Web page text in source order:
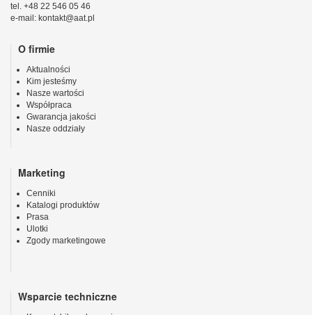
tel. +48 22 546 05 46
e-mail: kontakt@aat.pl
O firmie
Aktualności
Kim jesteśmy
Nasze wartości
Współpraca
Gwarancja jakości
Nasze oddziały
Marketing
Cenniki
Katalogi produktów
Prasa
Ulotki
Zgody marketingowe
Wsparcie techniczne